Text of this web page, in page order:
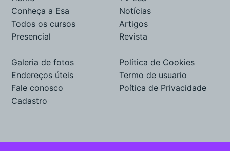
Conheça a Esa
Todos os cursos
Presencial
Notícias
Artigos
Revista
Galeria de fotos
Endereços úteis
Fale conosco
Cadastro
Política de Cookies
Termo de usuario
Poítica de Privacidade